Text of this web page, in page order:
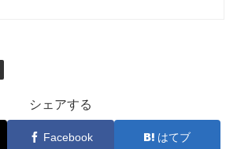
シェアする
Facebook はてブ